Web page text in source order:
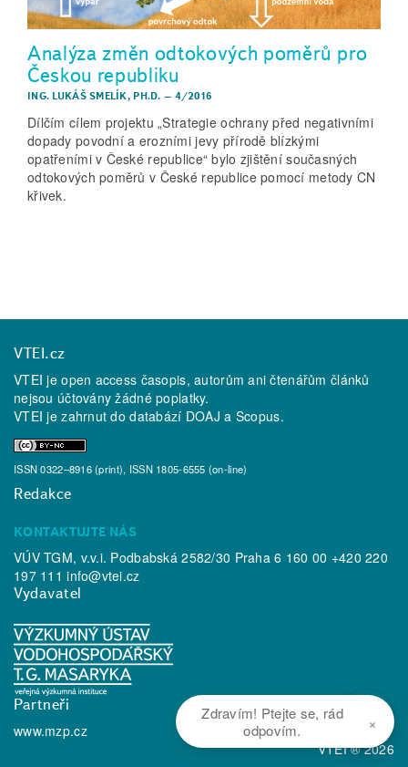
Analýza změn odtokových poměrů pro
Českou republiku
ING. LUKÁŠ SMELÍK, PH.D. – 4/2016
Dílčím cílem projektu „Strategie ochrany před negativními
dopady povodní a erozními jevy přírodě blízkými
opatřeními v České republice“ bylo zjištění současných
odtokových poměrů v České republice pomocí metody CN
křivek.
VTEI.cz
VTEI je open access časopis, autorům ani čtenářům článků
nejsou účtovány žádné poplatky.
VTEI je zahrnut do databází DOAJ a Scopus.
ISSN 0322–8916 (print), ISSN 1805-6555 (on-line)
Redakce
KONTAKTUJTE NÁS
VÚV TGM, v.v.i. Podbabská 2582/30 Praha 6 160 00 +420 220
197 111info@vtei.cz
Vydavatel
Partneři
www.mzp.cz
VTEI ® 2026
Zdravím! Ptejte se, rád
odpovím.
×